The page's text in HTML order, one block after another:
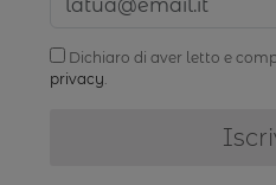
Dichiaro di aver letto e
privacy